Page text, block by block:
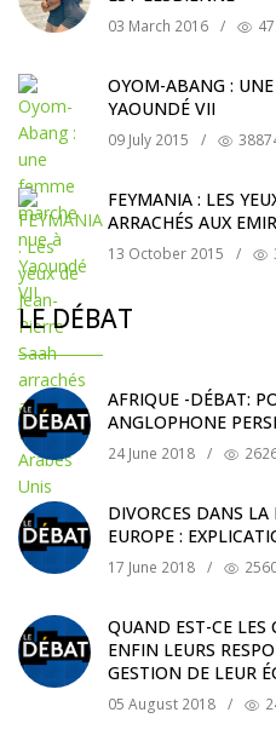
03 March 2016 /
OYOM-ABANG :
YAOUNDÉ VII
09 July 2015 /
FEYMANIA : LES
ARRACHÉS AUX
13 October 2015 /
LE DÉBAT
AFRIQUE -DÉBAT:
ANGLOPHONE
24 June 2018 /
DIVORCES DANS
EUROPE :
17 June 2018 /
QUAND EST-CE LES
ENFIN LEURS
GESTION DE LEUR
05 August 2018 /